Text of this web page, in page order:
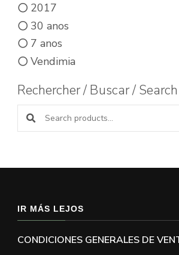
2017
30 anos
7 anos
Vendimia
Rechercher / Buscar / Search
Buscar productos:
IR MÁS LEJOS
CONDICIONES GENERALES DE